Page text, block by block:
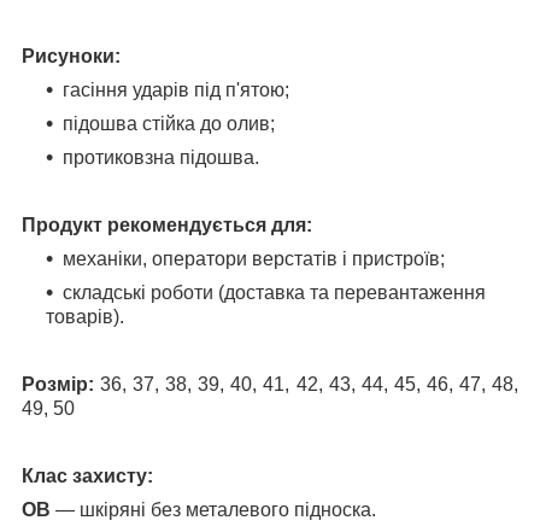
Рисуноки:
гасіння ударів під п'ятою;
підошва стійка до олив;
протиковзна підошва.
Продукт рекомендується для:
механіки, оператори верстатів і пристроїв;
складські роботи (доставка та перевантаження
товарів).
Розмір: 36, 37, 38, 39, 40, 41, 42, 43, 44, 45, 46, 47, 48,
49, 50
Клас захисту:
OB — шкіряні без металевого підноска.